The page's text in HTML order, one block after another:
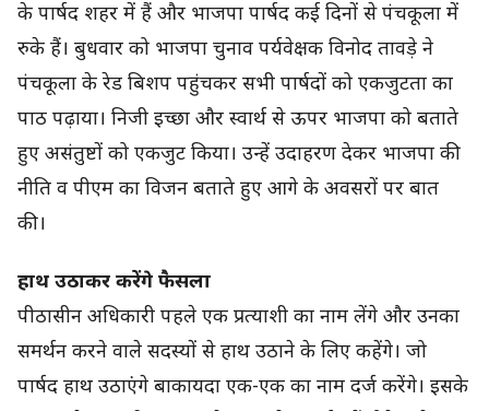
के पार्षद शहर में हैं और भाजपा पार्षद कई दिनों से पंचकूला में
रुके हैं। बुधवार को भाजपा चुनाव पर्यवेक्षक विनोद तावड़े ने
पंचकूला के रेड बिशप पहुंचकर सभी पार्षदों को एकजुटता का
पाठ पढ़ाया। निजी इच्छा और स्वार्थ से ऊपर भाजपा को बताते
हुए असंतुष्टों को एकजुट किया। उन्हें उदाहरण देकर भाजपा की
नीति व पीएम का विजन बताते हुए आगे के अवसरों पर बात
की।
हाथ उठाकर करेंगे फैसला
पीठासीन अधिकारी पहले एक प्रत्याशी का नाम लेंगे और उनका
समर्थन करने वाले सदस्यों से हाथ उठाने के लिए कहेंगे। जो
पार्षद हाथ उठाएंगे बाकायदा एक-एक का नाम दर्ज करेंगे। इसके